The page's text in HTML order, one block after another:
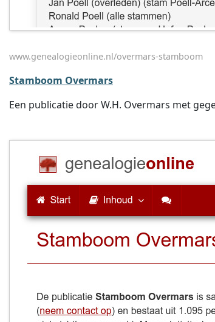
www.genealogieonline.nl/overmars-stamboom
Stamboom Overmars
Een publicatie door W.H. Overmars met